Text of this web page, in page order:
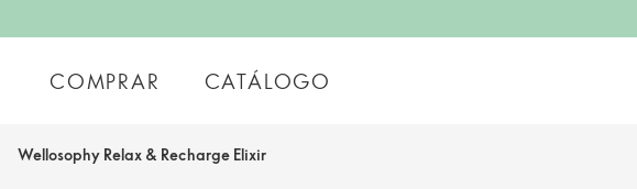
COMPRAR CATÁLOGO
Wellosophy Relax & Recharge Elixir